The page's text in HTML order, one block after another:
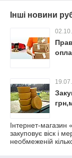
Інші новини
Інтернет-магазин
закуповує віск і
необмеженій